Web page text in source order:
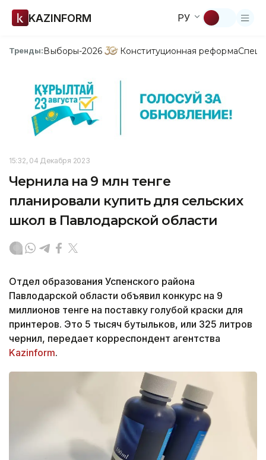
KAZINFORM РУ
Тренды:Выборы-2026 Конституционная реформа
15:32, 04 Декабря 2023
Чернила на 9 млн тенге
планировали купить для сельских
школ в Павлодарской области
Отдел образования Успенского района
Павлодарской области объявил конкурс на 9
миллионов тенге на поставку голубой краски для
принтеров. Это 5 тысяч бутыльков, или 325 литров
чернил, передает корреспондент агентства
Kazinform.